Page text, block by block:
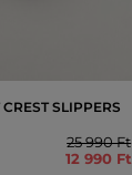
SLIPPERS
25 990 Ft
12 990 Ft